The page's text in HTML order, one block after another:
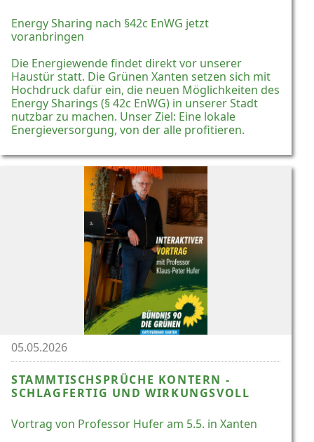
Energy Sharing nach §42c EnWG jetzt
voranbringen
Die Energiewende findet direkt vor unserer
Haustür statt. Die Grünen Xanten setzen sich mit
Hochdruck dafür ein, die neuen Möglichkeiten des
Energy Sharings (§ 42c EnWG) in unserer Stadt
nutzbar zu machen. Unser Ziel: Eine lokale
Energieversorgung, von der alle profitieren.
05.05.2026
STAMMTISCHSPRÜCHE KONTERN -
SCHLAGFERTIG UND WIRKUNGSVOLL
Vortrag von Professor Hufer am 5.5. in Xanten